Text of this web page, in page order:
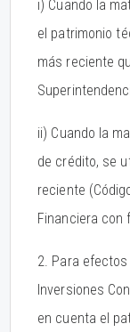
i) Cuando la
el patrimonio
más reciente
ii) Cuando la
de crédito, se
reciente
Financiera con
2. Para
Inversiones
en cuenta el